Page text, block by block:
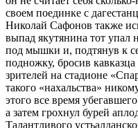
своем поединке с
Николай Сафонов также
выпад якутянина тот упал
под мышки и, подтянув к
подножку, бросив
зрителей на стадионе
такого «нахальства»
этого все время
а затем грохнул бурей
Талантливого